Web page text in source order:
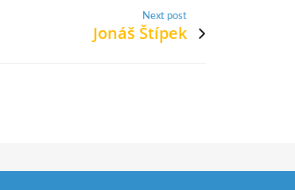
Next post
Jonáš Štípek